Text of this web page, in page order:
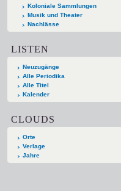
Koloniale Sammlungen
Musik und Theater
Nachlässe
LISTEN
Neuzugänge
Alle Periodika
Alle Titel
Kalender
CLOUDS
Orte
Verlage
Jahre